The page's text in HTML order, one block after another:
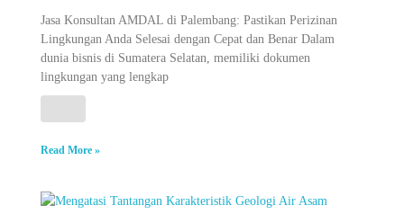
Jasa Konsultan AMDAL di Palembang: Pastikan Perizinan
Lingkungan Anda Selesai dengan Cepat dan Benar Dalam
dunia bisnis di Sumatera Selatan, memiliki dokumen
lingkungan yang lengkap
Read More »